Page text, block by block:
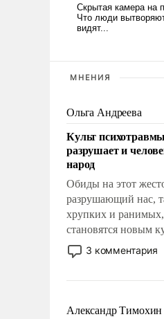
МНЕНИЯ
Ольга Андреева
Культ психотравмы
разрушает и
народ
Обиды на этот
разрушающий нас,
хрупких и ранимых,
становятся новым
постепенно
отменяя
мужественным и
ударами судьбы,
3 комментария
Александр Тимохин